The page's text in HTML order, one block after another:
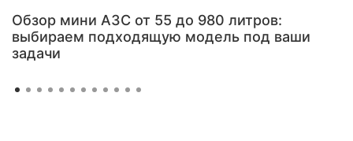
Обзор мини АЗС от 55 до 980 литров:
выбираем подходящую модель под ваши
задачи